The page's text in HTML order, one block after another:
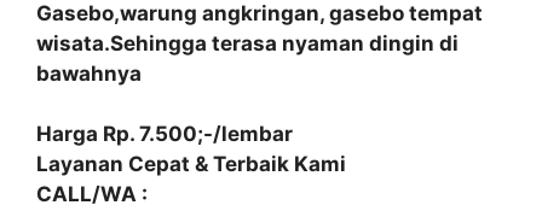
Gasebo,warung angkringan, gasebo tempat
wisata.Sehingga terasa nyaman dingin di
bawahnya
Harga Rp. 7.500;-/lembar
Layanan Cepat & Terbaik Kami
CALL/WA :